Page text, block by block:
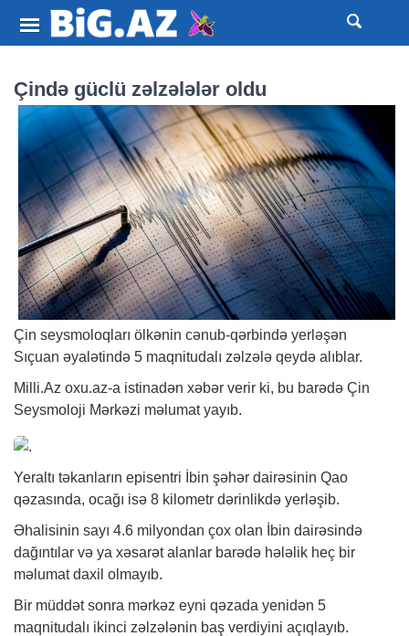
Çində güclü zəlzələlər oldu
Çin seysmoloqları ölkənin cənub-qərbində yerləşən
Sıçuan əyalətində 5 maqnitudalı zəlzələ qeydə alıblar.
Milli.Az oxu.az-a istinadən xəbər verir ki, bu barədə Çin
Seysmoloji Mərkəzi məlumat yayıb.
Yeraltı təkanların episentri İbin şəhər dairəsinin Qao
qəzasında, ocağı isə 8 kilometr dərinlikdə yerləşib.
Əhalisinin sayı 4.6 milyondan çox olan İbin dairəsində
dağıntılar və ya xəsarət alanlar barədə hələlik heç bir
məlumat daxil olmayıb.
Bir müddət sonra mərkəz eyni qəzada yenidən 5
maqnitudalı ikinci zəlzələnin baş verdiyini açıqlayıb.